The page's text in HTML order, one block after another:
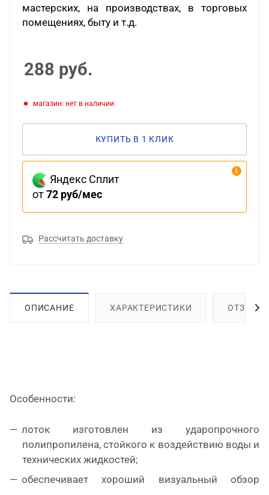
мастерских, на производствах, в торговых
помещениях, быту и т.д.
288 руб.
Магазин: нет в наличии
КУПИТЬ В 1 КЛИК
Яндекс Сплит
от72 руб/мес
Рассчитать доставку
ОПИСАНИЕ ХАРАКТЕРИСТИКИ ОТЗЫВЫ
Особенности:
лоток изготовлен из ударопрочного
полипропилена, стойкого к воздействию воды и
технических жидкостей;
обеспечивает хороший визуальный обзор